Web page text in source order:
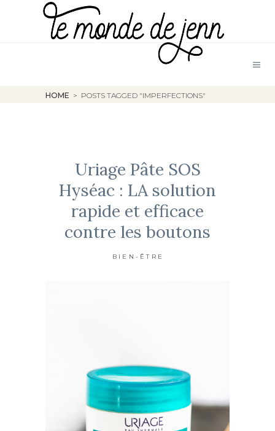
HOME > POSTS TAGGED "IMPERFECTIONS"
Uriage Pâte SOS
Hyséac : LA solution
rapide et efficace
contre les boutons
BIEN-ÊTRE